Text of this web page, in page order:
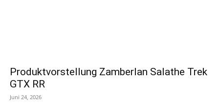
Produktvorstellung Zamberlan Salathe Trek
GTX RR
Juni 24, 2026